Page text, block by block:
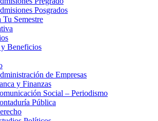
Posgrados
Tu Semestre
Beneficios
de Empresas
y Finanzas
Social – Periodismo
Pública